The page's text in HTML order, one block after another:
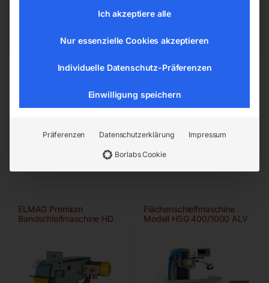
office@elmag.at
Ähnliche Produkte
ELMAG Premium
Bandschleifmaschine HD
Flächenschleifmaschine
Modell HSG 400/1000 ALV
Ich akzeptiere alle
Nur essenzielle Cookies akzeptieren
Individuelle Datenschutz-Präferenzen
Einwilligung speichern
Präferenzen Datenschutzerklärung Impressum
Borlabs Cookie